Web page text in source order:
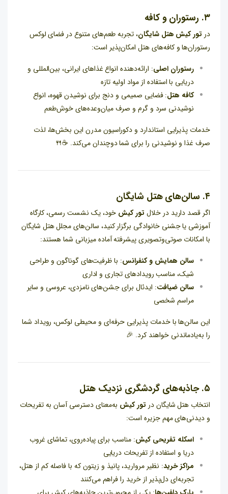
۳. رستوران و کافه
در تور کیش هتل شایگان، تجربه طعم‌های متنوع در فضای لوکس
رستوران‌ها و کافه‌های هتل امکان‌پذیر است:
رستوران اصلی: ارائه‌دهنده انواع غذاهای ایرانی، بین‌المللی و
دریایی با استفاده از مواد اولیه تازه
کافه هتل: فضایی صمیمی و دنج برای نوشیدن قهوه، انواع
نوشیدنی سرد و گرم و صرف میان‌وعده‌های خوش‌طعم
خدمات پذیرایی استاندارد و دکوراسیون مدرن این بخش‌ها، لذت
صرف غذا و نوشیدنی را برای شما دوچندان می‌کند. ☕️🍴
۴. سالن‌های هتل شایگان
اگر قصد دارید در خلال تور کیش خود، یک نشست رسمی، کارگاه
آموزشی یا جشنی خانوادگی برگزار کنید، سالن‌های مجلل هتل شایگان
با امکانات صوتی‌وتصویری پیشرفته آماده میزبانی شما هستند:
سالن همایش و کنفرانس: با ظرفیت‌های گوناگون و طراحی
شیک، مناسب رویدادهای تجاری و اداری
سالن ضیافت: ایدئال برای جشن‌های نامزدی، عروسی و سایر
مراسم شخصی
این سالن‌ها با خدمات پذیرایی حرفه‌ای و محیطی لوکس، رویداد شما
را به‌یادماندنی خواهند کرد. 🎉
۵. جاذبه‌های گردشگری نزدیک هتل
انتخاب هتل شایگان در تور کیش به‌معنای دسترسی آسان به تفریحات
و دیدنی‌های مهم جزیره است:
اسکله تفریحی کیش: مناسب برای پیاده‌روی، تماشای غروب
دریا و استفاده از تفریحات دریایی
مراکز خرید: نظیر مروارید، پانیذ و زیتون که با فاصله کم از هتل،
تجربه‌ای دل‌پذیر از خرید را فراهم می‌کنند